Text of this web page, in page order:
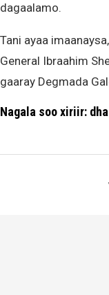
dagaalamo.
Tani ayaa
General Ibraahim
gaaray Degmada
Nagala soo xiriir: